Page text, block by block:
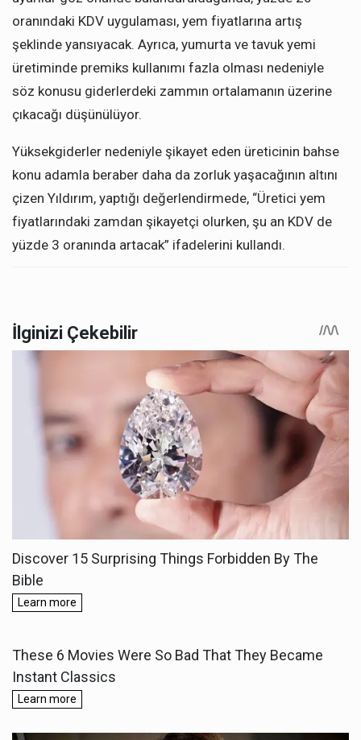
oranındaki KDV uygulaması, yem fiyatlarına artış
şeklinde yansıyacak. Ayrıca, yumurta ve tavuk yemi
üretiminde premiks kullanımı fazla olması nedeniyle
söz konusu giderlerdeki zammın ortalamanın üzerine
çıkacağı düşünülüyor.
Yüksekgiderler nedeniyle şikayet eden üreticinin bahse
konu adamla beraber daha da zorluk yaşacağının altını
çizen Yıldırım, yaptığı değerlendirmede, “Üretici yem
fiyatlarındaki zamdan şikayetçi olurken, şu an KDV de
yüzde 3 oranında artacak” ifadelerini kullandı.